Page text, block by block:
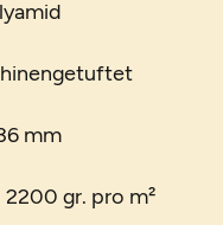
mm
gr. pro m²